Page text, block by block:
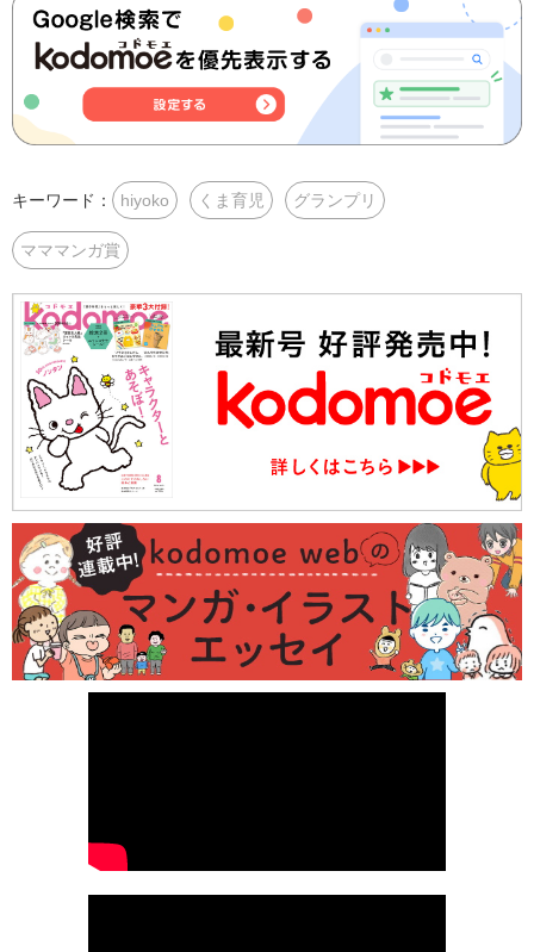
キーワード： hiyoko くま育児 グランプリ
マママンガ賞